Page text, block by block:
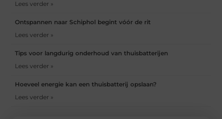
Lees verder »
Ontspannen naar Schiphol begint vóór de rit
Lees verder »
Tips voor langdurig onderhoud van thuisbatterijen
Lees verder »
Hoeveel energie kan een thuisbatterij opslaan?
Lees verder »